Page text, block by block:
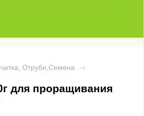
Отруби,Семена →
для проращивания